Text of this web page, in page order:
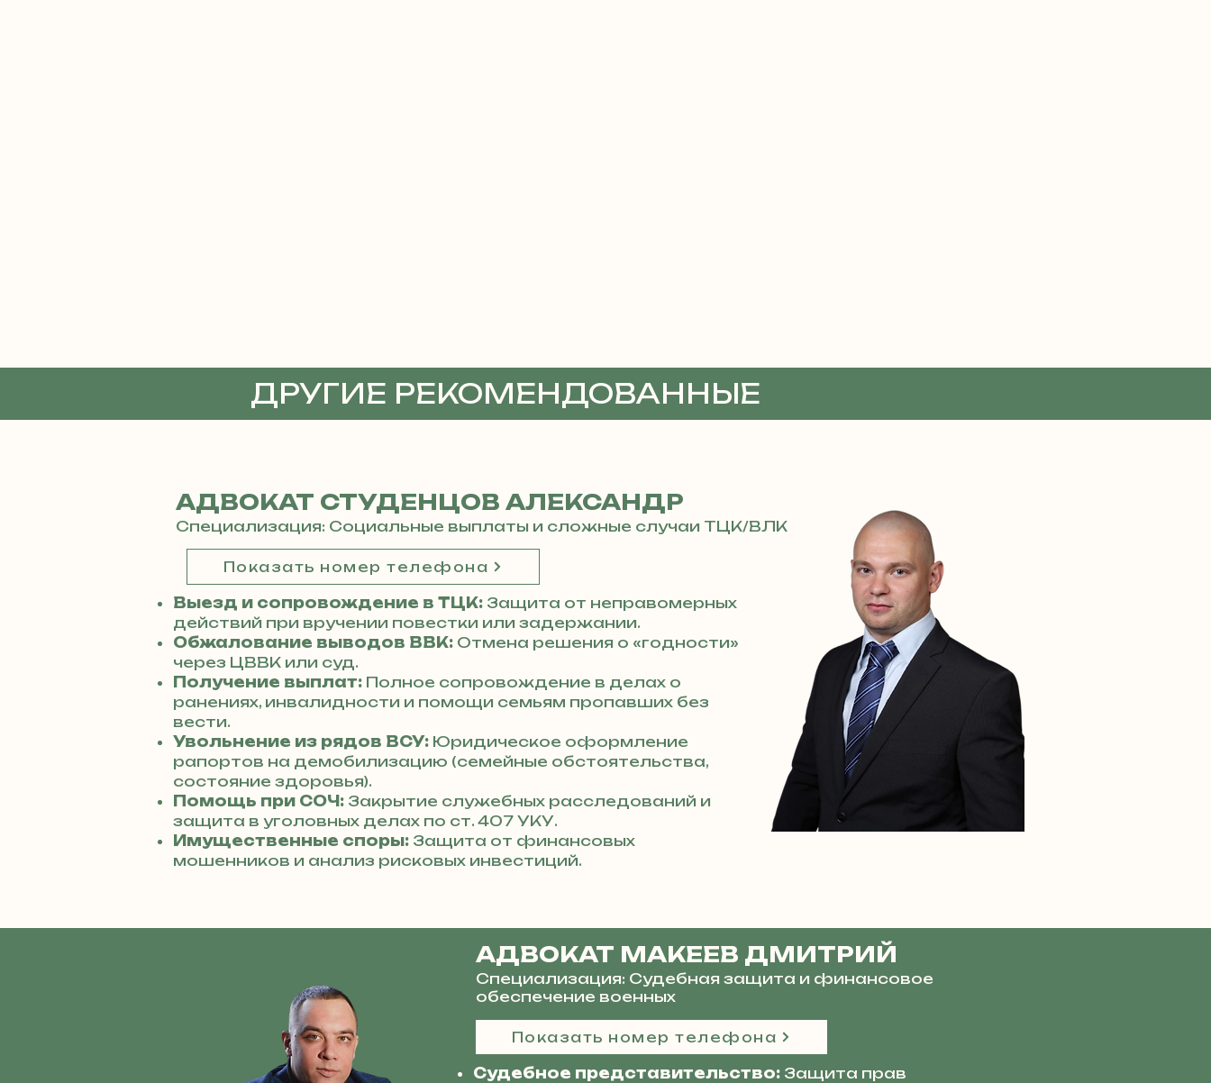
ДРУГИЕ РЕКОМЕНДОВАННЫЕ
АДВОКАТЫ
АДВОКАТ СТУДЕНЦОВ АЛЕКСАНДР
Специализация: Социальные выплаты и сложные случаи ТЦК/ВЛК
Показать номер телефона
Выезд и сопровождение в ТЦК: Защита от неправомерных
действий при вручении повестки или задержании.
Обжалование выводов ВВК: Отмена решения о «годности»
через ЦВВК или суд.
Получение выплат: Полное сопровождение в делах о
ранениях, инвалидности и помощи семьям пропавших без
вести.
Увольнение из рядов ВСУ: Юридическое оформление
рапортов на демобилизацию (семейные обстоятельства,
состояние здоровья).
Помощь при СОЧ: Закрытие служебных расследований и
защита в уголовных делах по ст. 407 УКУ.
Имущественные споры: Защита от финансовых
мошенников и анализ рисковых инвестиций.
АДВОКАТ МАКЕЕВ ДМИТРИЙ
Специализация: Судебная защита и финансовое
обеспечение военных
Судебное представительство: Защита прав
Показать номер телефона